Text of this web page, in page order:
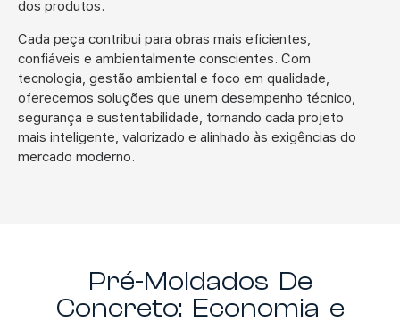
dos produtos.
Cada peça contribui para obras mais eficientes,
confiáveis e ambientalmente conscientes. Com
tecnologia, gestão ambiental e foco em qualidade,
oferecemos soluções que unem desempenho técnico,
segurança e sustentabilidade, tornando cada projeto
mais inteligente, valorizado e alinhado às exigências do
mercado moderno.
Pré-Moldados De
Concreto: Economia e